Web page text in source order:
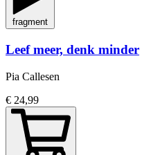
fragment
Leef meer, denk minder
Pia Callesen
€ 24,99